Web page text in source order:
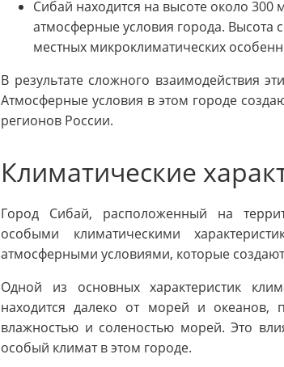
Сибай находится на высоте около 300
атмосферные условия города. Высота
местных микроклиматических
В результате сложного взаимодействия
Атмосферные условия в этом городе
регионов России.
Климатические
Город Сибай, расположенный на
особыми климатическими
атмосферными условиями, которые
Одной из основных характеристик
находится далеко от морей и
влажностью и соленостью морей. Это
особый климат в этом городе.